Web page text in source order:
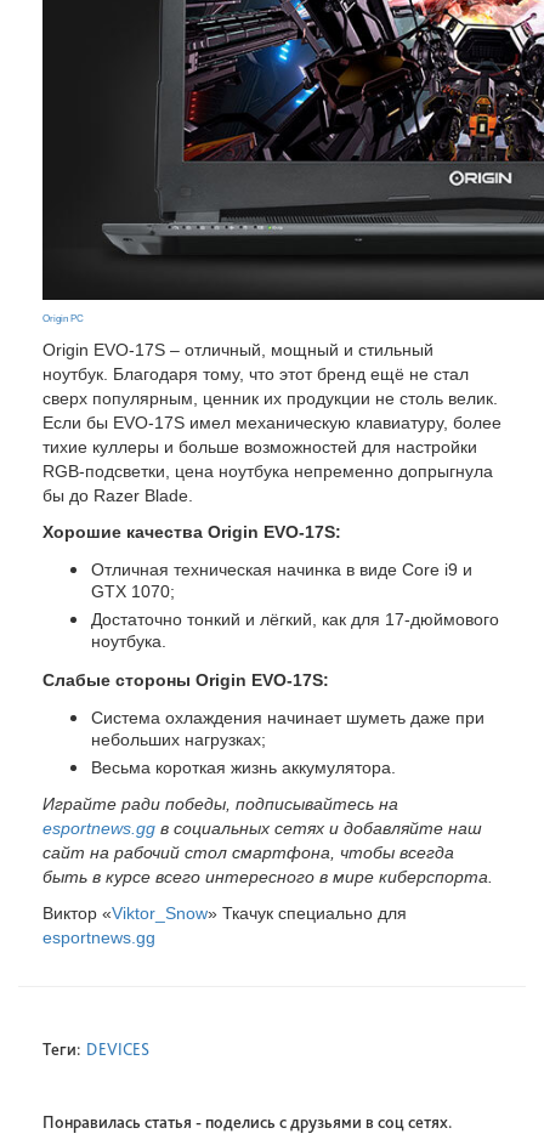
Origin PC
Origin EVO-17S – отличный, мощный и стильный
ноутбук. Благодаря тому, что этот бренд ещё не стал
сверх популярным, ценник их продукции не столь велик.
Если бы EVO-17S имел механическую клавиатуру, более
тихие куллеры и больше возможностей для настройки
RGB-подсветки, цена ноутбука непременно допрыгнула
бы до Razer Blade.
Хорошие качества Origin EVO-17S:
Отличная техническая начинка в виде Core i9 и
GTX 1070;
Достаточно тонкий и лёгкий, как для 17-дюймового
ноутбука.
Слабые стороны Origin EVO-17S:
Система охлаждения начинает шуметь даже при
небольших нагрузках;
Весьма короткая жизнь аккумулятора.
Играйте ради победы, подписывайтесь на
esportnews.gg в социальных сетях и добавляйте наш
сайт на рабочий стол смартфона, чтобы всегда
быть в курсе всего интересного в мире киберспорта.
Виктор «Viktor_Snow» Ткачук специально для
esportnews.gg
Теги: DEVICES
Понравилась статья - поделись с друзьями в соц сетях.